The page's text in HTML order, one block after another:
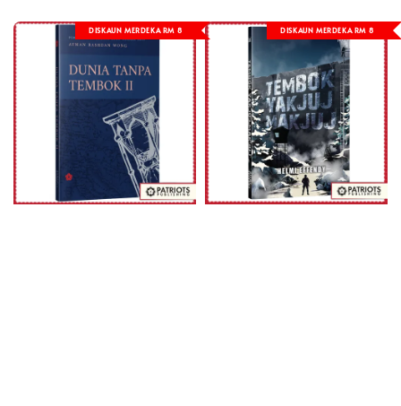
DISKAUN MERDEKA RM 8 DISKAUN MERDEKA RM 8